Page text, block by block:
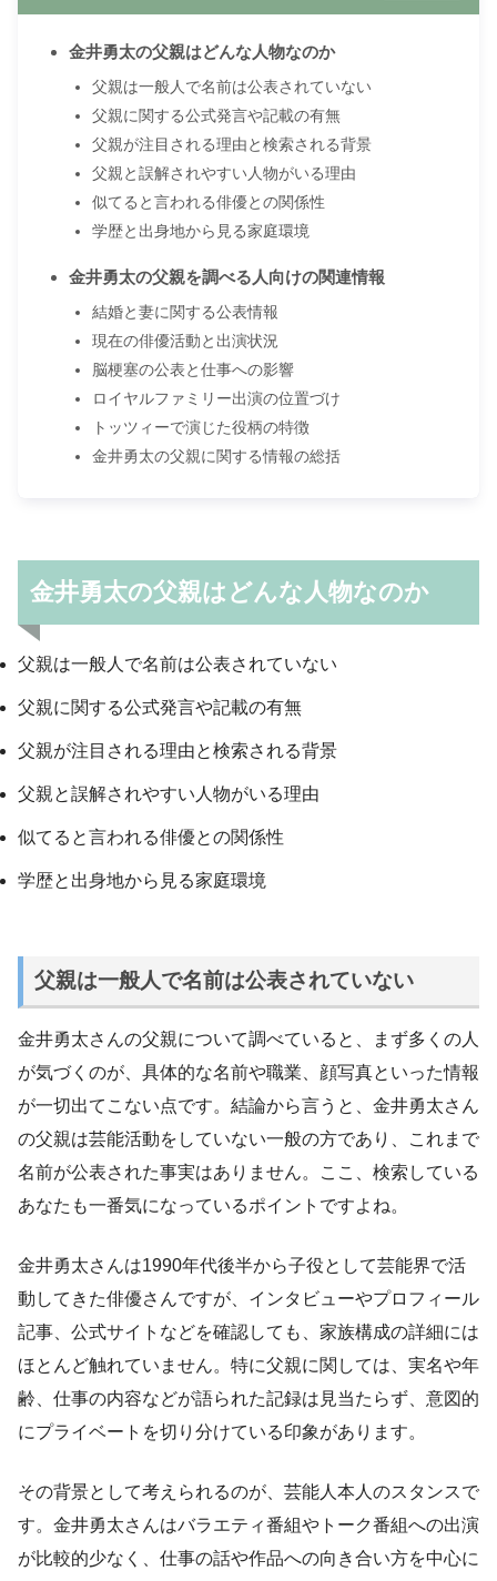
金井勇太の父親はどんな人物なのか
父親は一般人で名前は公表されていない
父親に関する公式発言や記載の有無
父親が注目される理由と検索される背景
父親と誤解されやすい人物がいる理由
似てると言われる俳優との関係性
学歴と出身地から見る家庭環境
金井勇太の父親を調べる人向けの関連情報
結婚と妻に関する公表情報
現在の俳優活動と出演状況
脳梗塞の公表と仕事への影響
ロイヤルファミリー出演の位置づけ
トッツィーで演じた役柄の特徴
金井勇太の父親に関する情報の総括
金井勇太の父親はどんな人物なのか
父親は一般人で名前は公表されていない
父親に関する公式発言や記載の有無
父親が注目される理由と検索される背景
父親と誤解されやすい人物がいる理由
似てると言われる俳優との関係性
学歴と出身地から見る家庭環境
父親は一般人で名前は公表されていない
金井勇太さんの父親について調べていると、まず多くの人
が気づくのが、具体的な名前や職業、顔写真といった情報
が一切出てこない点です。結論から言うと、金井勇太さん
の父親は芸能活動をしていない一般の方であり、これまで
名前が公表された事実はありません。ここ、検索している
あなたも一番気になっているポイントですよね。
金井勇太さんは1990年代後半から子役として芸能界で活
動してきた俳優さんですが、インタビューやプロフィール
記事、公式サイトなどを確認しても、家族構成の詳細には
ほとんど触れていません。特に父親に関しては、実名や年
齢、仕事の内容などが語られた記録は見当たらず、意図的
にプライベートを切り分けている印象があります。
その背景として考えられるのが、芸能人本人のスタンスで
す。金井勇太さんはバラエティ番組やトーク番組への出演
が比較的少なく、仕事の話や作品への向き合い方を中心に